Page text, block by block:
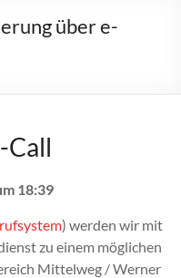
über e-
Call
18:39
) werden wir mit
zu einem möglichen
Mittelweg / Werner